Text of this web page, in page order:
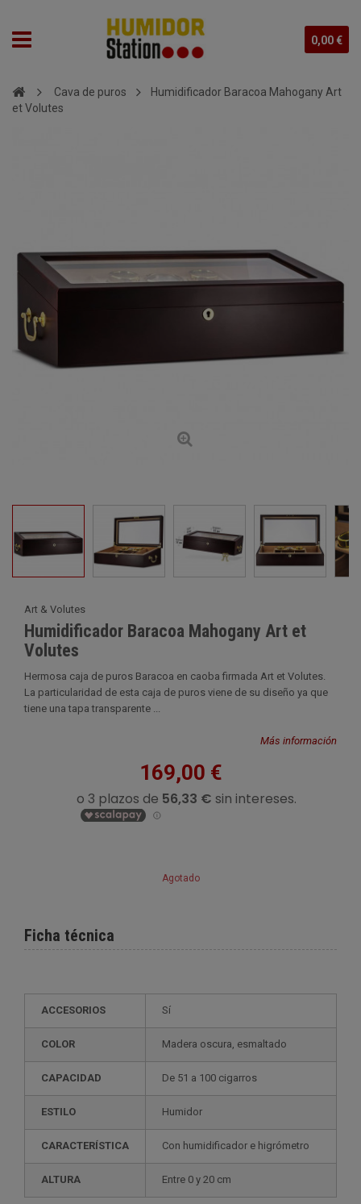
0,00 €
Cava de puros
Humidificador Baracoa Mahogany Art
et Volutes
Art & Volutes
Humidificador Baracoa Mahogany Art et
Volutes
Hermosa caja de puros Baracoa en caoba firmada Art et Volutes.
La particularidad de esta caja de puros viene de su diseño ya que
tiene una tapa transparente ...
Más información
169,00 €
Agotado
Ficha técnica
ACCESORIOS Sí
COLOR madera oscura, esmaltado
CAPACIDAD de 51 a 100 cigarros
ESTILO humidor
CARACTERÍSTICA con humidificador e higrómetro
ALTURA entre 0 y 20 cm